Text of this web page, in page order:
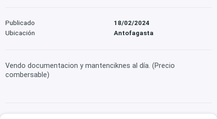
Publicado
18/02/2024
Ubicación
Antofagasta
Vendo documentacion y mantenciknes al día. (Precio
combersable)